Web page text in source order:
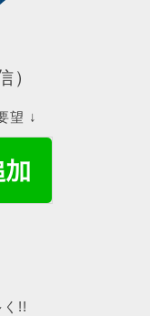
）
望 ↓
く!!